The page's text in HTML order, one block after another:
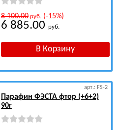
8 100.00руб.(-15%)
6 885.00 руб.
арт.: FS-2
Парафин ФЭСТА фтор (+6+2)
90г